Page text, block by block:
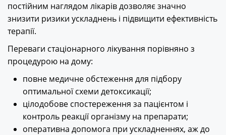
постійним наглядом лікарів дозволяє значно
знизити ризики ускладнень і підвищити ефективність
терапії.
Переваги стаціонарного лікування порівняно з
процедурою на дому:
повне медичне обстеження для підбору
оптимальної схеми детоксикації;
цілодобове спостереження за пацієнтом і
контроль реакції організму на препарати;
оперативна допомога при ускладненнях, аж до